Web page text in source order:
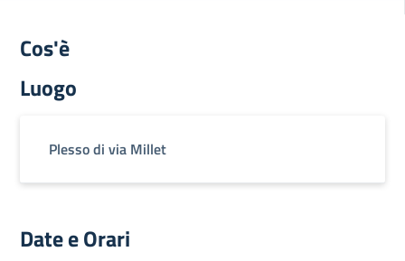
Cos'è
Luogo
Plesso di via Millet
Date e Orari